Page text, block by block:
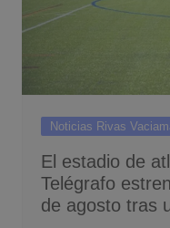
Noticias Rivas
El estadio de
Telégrafo
de agosto tras